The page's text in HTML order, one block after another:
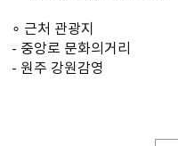
∘ 근처 관광지
- 중앙로 문화의거리
- 원주 강원감영